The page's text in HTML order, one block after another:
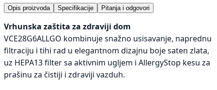
Opis proizvoda Specifikacije Pitanja i odgovori
Vrhunska zaštita za zdraviji dom
VCE28G6ALLGO kombinuje snažno usisavanje, naprednu
filtraciju i tihi rad u elegantnom dizajnu boje saten zlata,
uz HEPA13 filter sa aktivnim ugljem i AllergyStop kesu za
prašinu za čistiji i zdraviji vazduh.